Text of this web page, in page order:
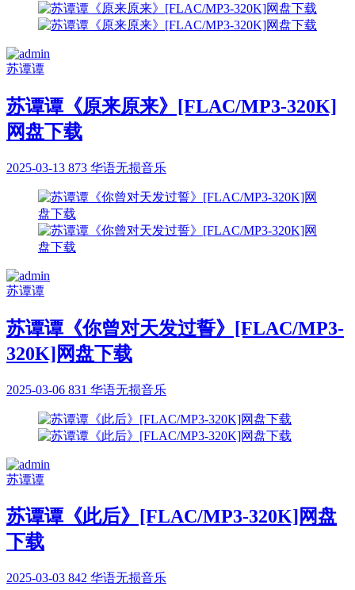
苏谭谭
苏谭谭《原来原来》[FLAC/MP3-320K]
网盘下载
2025-03-13 873 华语无损音乐
苏谭谭
苏谭谭《你曾对天发过誓》[FLAC/MP3-
320K]网盘下载
2025-03-06 831 华语无损音乐
苏谭谭
苏谭谭《此后》[FLAC/MP3-320K]网盘
下载
2025-03-03 842 华语无损音乐